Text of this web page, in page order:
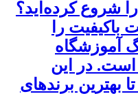
را شروع کرده‌اید؟
باکیفیت را
آموزشگاه
است. در این
بهترین برندهای